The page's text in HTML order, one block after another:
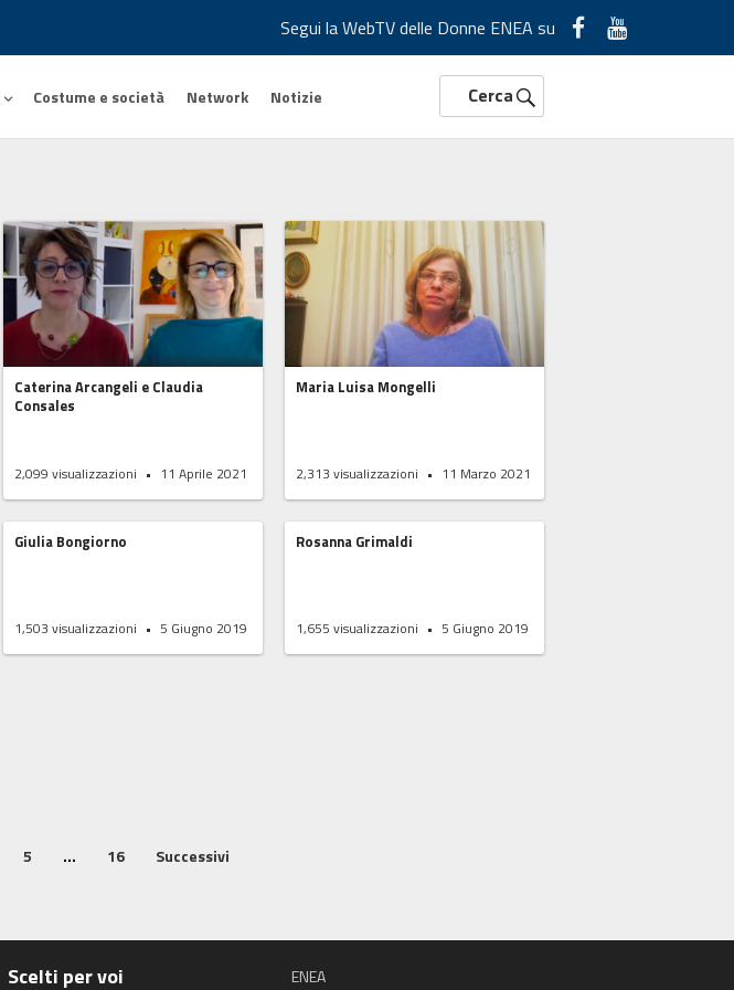
Segui la WebTV delle Donne ENEA su
Costume e società Network Notizie Cerca
Caterina Arcangeli e Claudia
Consales
2,099 visualizzazioni 11 Aprile 2021
Maria Luisa Mongelli
2,313 visualizzazioni 11 Marzo 2021
Giulia Bongiorno
1,503 visualizzazioni 5 Giugno 2019
Rosanna Grimaldi
1,655 visualizzazioni 5 Giugno 2019
5 … 16 Successivi
Scelti per voi ENEA